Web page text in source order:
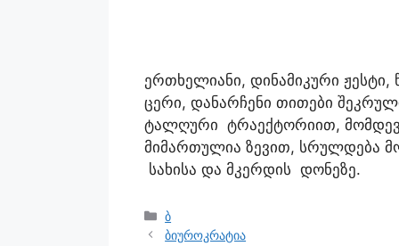
ერთხელიანი, დინამიკური
ცერი, დანარჩენი თითები
ტალღური ტრაექტორიით,
მიმართულია ზევით, სრულდება
სახისა და მკერდის დონეზე.
ბ
ბიუროკრატია